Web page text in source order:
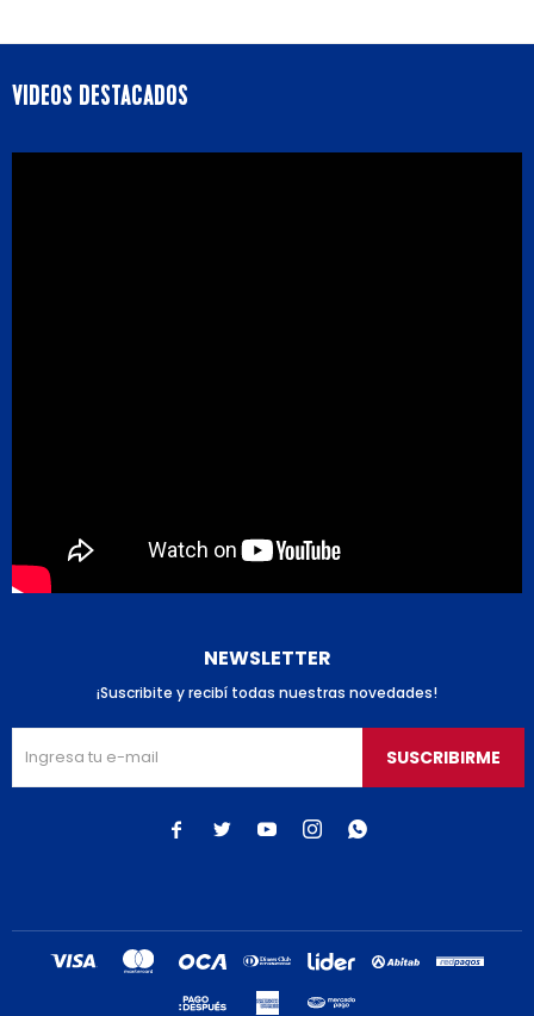
VIDEOS DESTACADOS
NEWSLETTER
¡Suscribite y recibí todas nuestras novedades!
SUSCRIBIRME
    